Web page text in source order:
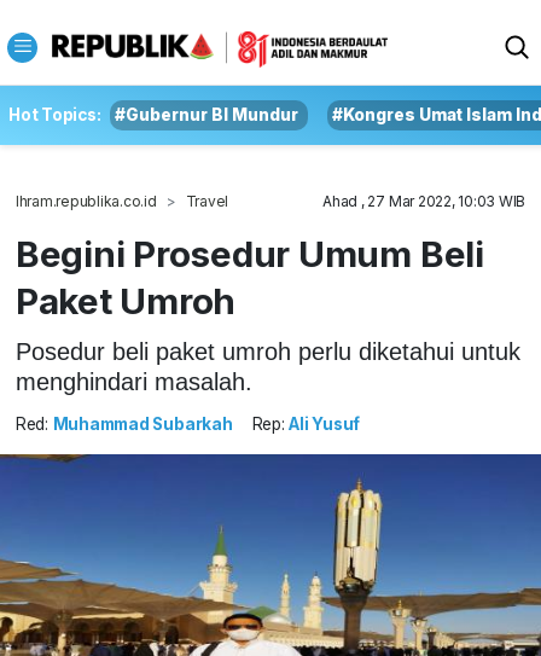
Hot Topics: #Gubernur BI Mundur #Kongres Umat Islam
Ihram.republika.co.id Travel Ahad , 27 Mar 2022, 10:03 WIB
Begini Prosedur Umum Beli
Paket Umroh
Posedur beli paket umroh perlu diketahui untuk
menghindari masalah.
Red: Muhammad Subarkah Rep: Ali Yusuf